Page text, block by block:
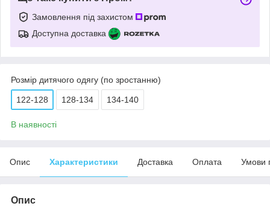
Замовлення під захистом
Доступна доставка
Розмір дитячого одягу (по зростанню)
122-128 128-134 134-140
В наявності
Опис Характеристики Доставка Оплата Умови
Опис